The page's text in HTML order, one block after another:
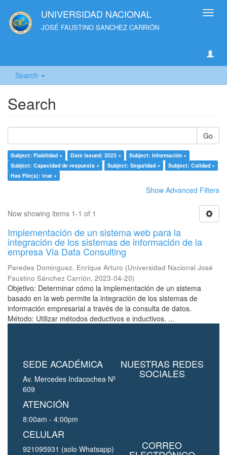
UNIVERSIDAD NACIONAL
JOSÉ FAUSTINO SANCHEZ CARRIÓN
Search
Search
Go
Subject: Fiabilidad × Date issued: 2023 ×
Subject: Información ×
Subject: Capacidad de respuesta ×
Subject: Seguridad ×
Subject: Calidad ×
Has File(s): true ×
Show Advanced Filters
Now showing items 1-1 of 1
Implementación de un sistema web para la
integración de los sistemas de información de la
empresa Via Data Consulting
Paredes Dominguez, Enrique Arturo (Universidad Nacional José
Faustino Sánchez Carrión, 2023-04-20)
Objetivo: Determinar cómo la implementación de un sistema
basado en la web permite la integración de los sistemas de
información empresarial a través de la consulta de datos.
Método: Utilizar métodos deductivos e inductivos. ...
SEDE ACADÉMICA
Av. Mercedes Indacochea Nº
609
ATENCIÓN
8:00am - 4:00pm
CELULAR
921095931 (solo Whatsapp)
NUESTRAS REDES
SOCIALES
CORREO